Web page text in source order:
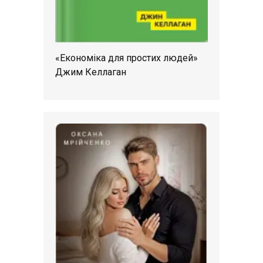
«Економіка для простих людей»
Джим Келлаган